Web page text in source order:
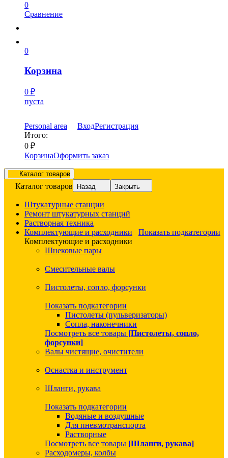
0
Сравнение
0
Корзина
0 ₽
пуста
Personal area ВходРегистрация
Итого:
0 ₽
КорзинаОформить заказ
Каталог товаров
Каталог товаров Назад Закрыть
Штукатурные станции
Ремонт штукатурных станций
Растворная техника
Комплектующие и расходники
Показать подкатегории
Комплектующие и расходники
Шнековые пары
Смесительные валы
Пистолеты, сопло, форсунки
Показать подкатегории
Пистолеты (пульверизаторы)
Сопла, наконечники
Посмотреть все товары [Пистолеты, сопло,
форсунки]
Валы чистящие, очистители
Оснастка и инструмент
Шланги, рукава
Показать подкатегории
Водяные и воздушные
Для пневмотранспорта
Растворные
Посмотреть все товары [Шланги, рукава]
Расходомеры, колбы